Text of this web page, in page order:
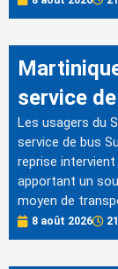
service
Les usagers du
service de bus
reprise
apportant un
moyen de
8 août 2026